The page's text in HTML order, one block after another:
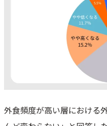
外食頻度が高い層における